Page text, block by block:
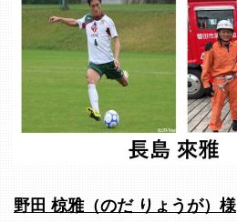
野田 椋雅（のだ りょうが）様